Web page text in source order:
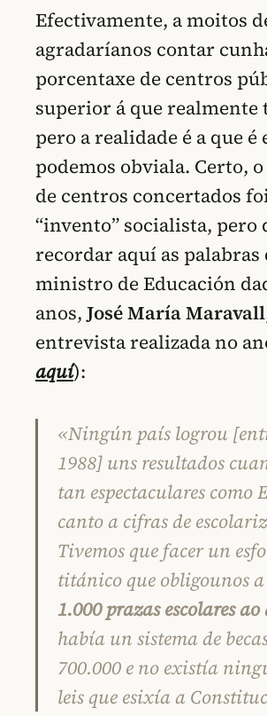
Efectivamente, a moitos
agradaríanos contar
porcentaxe de centros
superior á que realmente
pero a realidade é a que é
podemos obviala. Certo,
de centros concertados
“invento” socialista, pero
recordar aquí as palabras
ministro de Educación
anos, José María Maravall
entrevista realizada no
aquí):
«Ningún país logrou
1988] uns resultados
tan espectaculares como
canto a cifras de
Tivemos que facer un
titánico que obligounos
1.000 prazas escolares
había un sistema de
700.000 e no existía
leis que esixía a